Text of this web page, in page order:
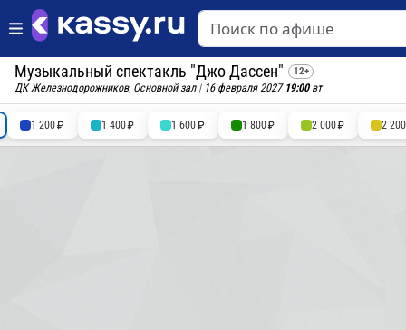
Музыкальный спектакль "Джо Дассен" 12+
ДК Железнодорожников, Основной зал| 16 февраля 2027 19:00вт
1 200 1 400 1 600 1 800 2 000 2 200